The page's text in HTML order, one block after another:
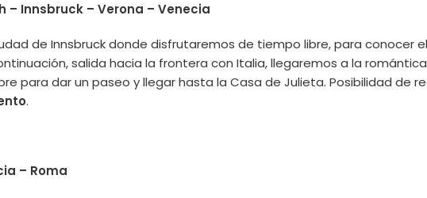
– Innsbruck – Verona – Venecia
de Innsbruck donde disfrutaremos de tiempo libre, para conocer
salida hacia la frontera con Italia, llegaremos a la
para dar un paseo y llegar hasta la Casa de Julieta. Posibilidad de
.
– Roma